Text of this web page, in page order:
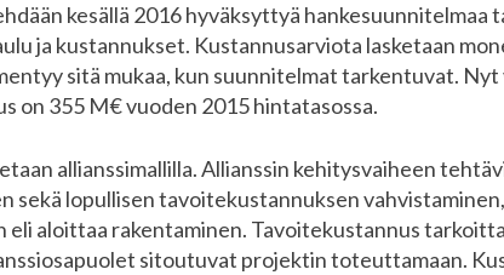
kesällä 2016 hyväksyttyä hankesuunnitelmaa
ja kustannukset. Kustannusarviota lasketaan
sitä mukaa, kun suunnitelmat tarkentuvat.
on 355 M€ vuoden 2015 hintatasossa.
allianssimallilla. Allianssin kehitysvaiheen
sekä lopullisen tavoitekustannuksen
aloittaa rakentaminen. Tavoitekustannus
sitoutuvat projektin toteuttamaan.